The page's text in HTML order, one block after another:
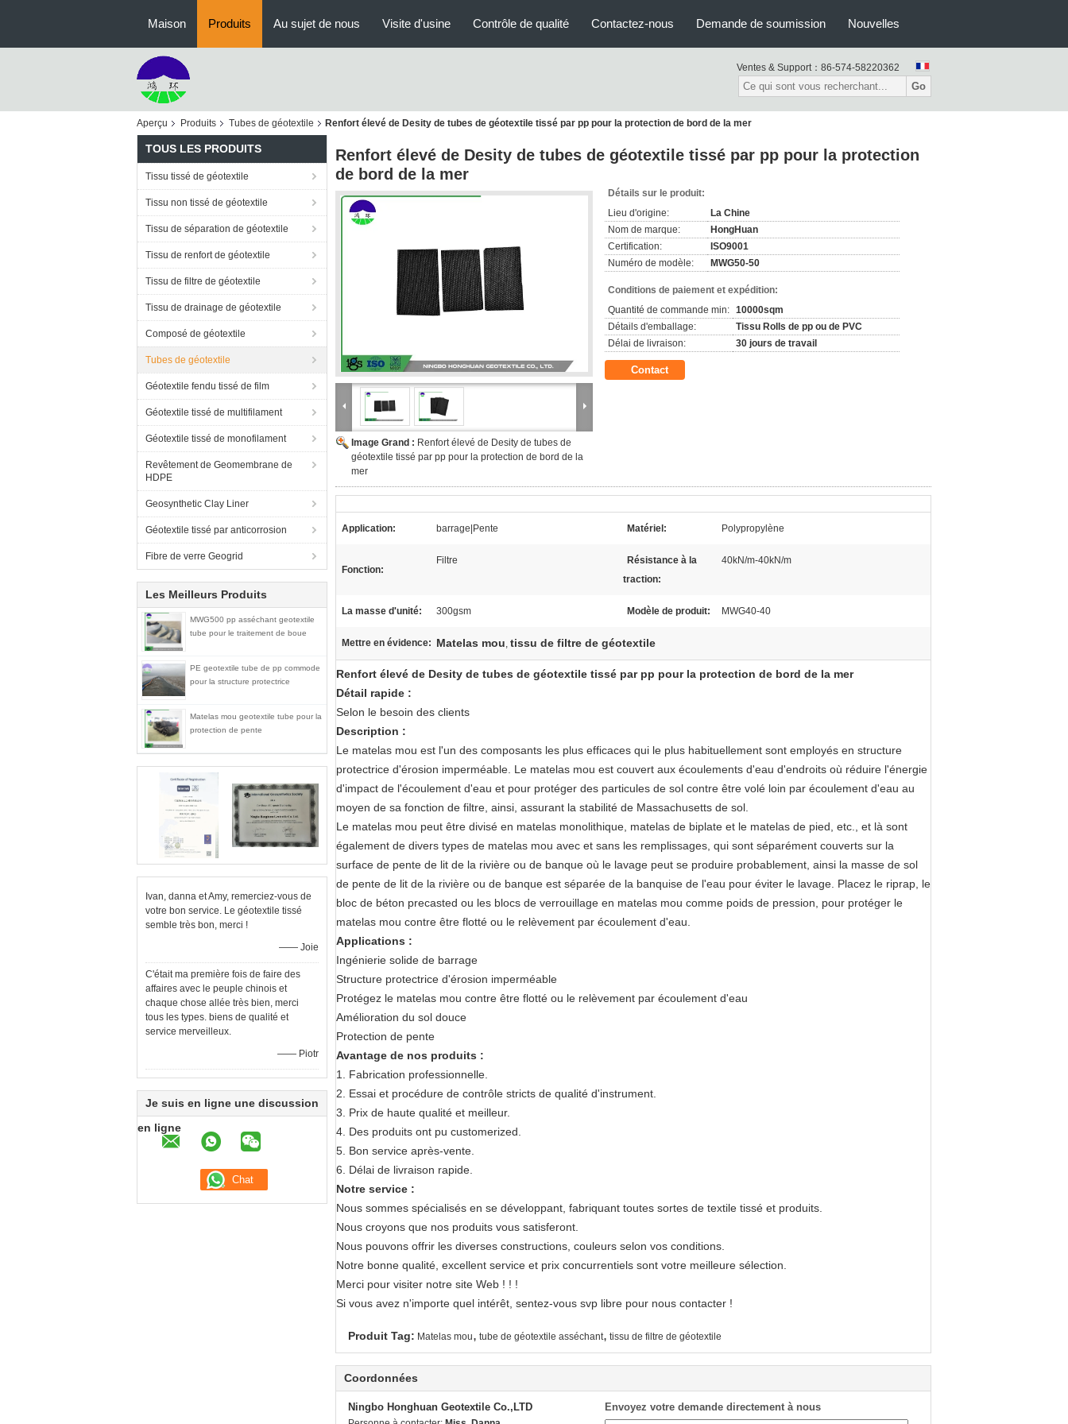
Maison Produits Au sujet de nous Visite d'usine Contrôle de qualité Contactez-nous Demande de soumission Nouvelles
Ventes & Support： 86-574-58220362
Go
Aperçu Produits Tubes de géotextile Renfort élevé de Desity de tubes de géotextile tissé par pp pour la protection de bord de la mer
TOUS LES PRODUITS
Tissu tissé de géotextile
Tissu non tissé de géotextile
Tissu de séparation de géotextile
Tissu de renfort de géotextile
Tissu de filtre de géotextile
Tissu de drainage de géotextile
Composé de géotextile
Tubes de géotextile
Géotextile fendu tissé de film
Géotextile tissé de multifilament
Géotextile tissé de monofilament
Revêtement de Geomembrane de
HDPE
Geosynthetic Clay Liner
Géotextile tissé par anticorrosion
Fibre de verre Geogrid
Les Meilleurs Produits
MWG500 pp asséchant geotextile
tube pour le traitement de boue
PE geotextile tube de pp commode
pour la structure protectrice
Matelas mou geotextile tube pour la
protection de pente
Ivan, danna et Amy, remerciez-vous de
votre bon service. Le géotextile tissé
semble très bon, merci !
—— Joie
C'était ma première fois de faire des
affaires avec le peuple chinois et
chaque chose allée très bien, merci
tous les types. biens de qualité et
service merveilleux.
—— Piotr
Je suis en ligne une discussion
en ligne
Renfort élevé de Desity de tubes de géotextile tissé par pp pour la protection
de bord de la mer
Image Grand : Renfort élevé de Desity de tubes de
géotextile tissé par pp pour la protection de bord de la
mer
Détails sur le produit:
Lieu d'origine:
La Chine
Nom de marque:
HongHuan
Certification:
ISO9001
Numéro de modèle:
MWG50-50
Conditions de paiement et expédition:
Quantité de commande min: 10000sqm
Détails d'emballage:
Tissu Rolls de pp ou de PVC
Délai de livraison:
30 jours de travail
Contact
Application: barrage|Pente Matériel: Polypropylène
Fonction:
Filtre
Résistance à la
traction:
40kN/m-40kN/m
La masse d'unité: 300gsm Modèle de produit: MWG40-40
Mettre en évidence: Matelas mou, tissu de filtre de géotextile
Renfort élevé de Desity de tubes de géotextile tissé par pp pour la protection de bord de la mer
Détail rapide :
Selon le besoin des clients
Description :
Le matelas mou est l'un des composants les plus efficaces qui le plus habituellement sont employés en structure
protectrice d'érosion imperméable. Le matelas mou est couvert aux écoulements d'eau d'endroits où réduire l'énergie
d'impact de l'écoulement d'eau et pour protéger des particules de sol contre être volé loin par écoulement d'eau au
moyen de sa fonction de filtre, ainsi, assurant la stabilité de Massachusetts de sol.
Le matelas mou peut être divisé en matelas monolithique, matelas de biplate et le matelas de pied, etc., et là sont
également de divers types de matelas mou avec et sans les remplissages, qui sont séparément couverts sur la
surface de pente de lit de la rivière ou de banque où le lavage peut se produire probablement, ainsi la masse de sol
de pente de lit de la rivière ou de banque est séparée de la banquise de l'eau pour éviter le lavage. Placez le riprap, le
bloc de béton precasted ou les blocs de verrouillage en matelas mou comme poids de pression, pour protéger le
matelas mou contre être flotté ou le relèvement par écoulement d'eau.
Applications :
Ingénierie solide de barrage
Structure protectrice d'érosion imperméable
Protégez le matelas mou contre être flotté ou le relèvement par écoulement d'eau
Amélioration du sol douce
Protection de pente
Avantage de nos produits :
1. Fabrication professionnelle.
2. Essai et procédure de contrôle stricts de qualité d'instrument.
3. Prix de haute qualité et meilleur.
4. Des produits ont pu customerized.
5. Bon service après-vente.
6. Délai de livraison rapide.
Notre service :
Nous sommes spécialisés en se développant, fabriquant toutes sortes de textile tissé et produits.
Nous croyons que nos produits vous satisferont.
Nous pouvons offrir les diverses constructions, couleurs selon vos conditions.
Notre bonne qualité, excellent service et prix concurrentiels sont votre meilleure sélection.
Merci pour visiter notre site Web ! ! !
Si vous avez n'importe quel intérêt, sentez-vous svp libre pour nous contacter !
Produit Tag: Matelas mou, tube de géotextile asséchant, tissu de filtre de géotextile
Coordonnées
Ningbo Honghuan Geotextile Co.,LTD Envoyez votre demande directement à nous